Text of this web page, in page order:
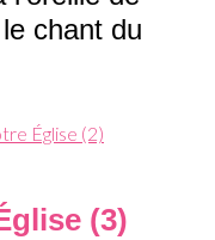
chant du
Église (2)
(3)